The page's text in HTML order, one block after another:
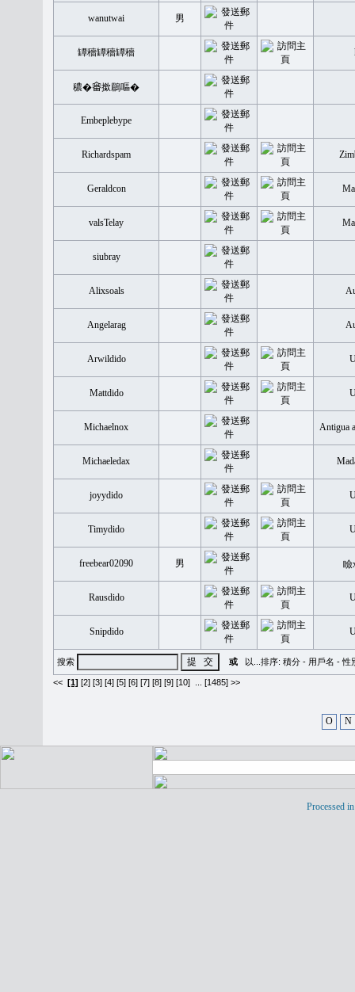
wanutwai 男
罈穡罈穡罈穡
穠�𤲞撳鶥嘔�
Embeplebype
Richardspam
Geraldcon
valsTelay
siubray
Alixsoals
Angelarag
Arwildido
Mattdido
Michaelnox Antigua
Michaeledax
joyydido
Timydido
freebear02090 男
Rausdido
Snipdido
搜索 或 以...排序: 積分 - 用戶名 -性
<< [1] [2] [3] [4] [5] [6] [7] [8] [9] [10] [1485] >>
O N
Processed